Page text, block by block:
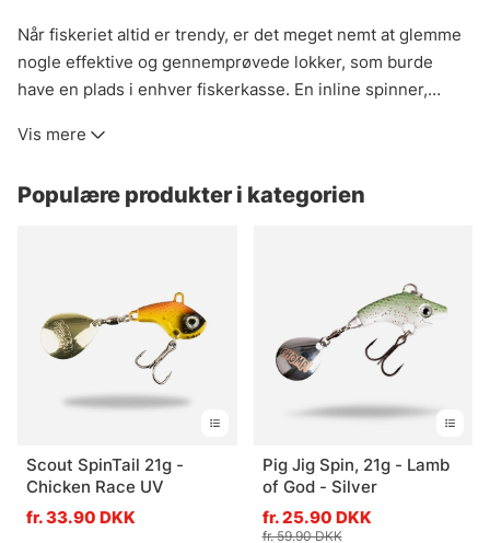
Når fiskeriet altid er trendy, er det meget nemt at glemme
nogle effektive og gennemprøvede lokker, som burde
have en plads i enhver fiskerkasse. En inline spinner,
oftere end man tror, de flytter meget vand og gør sig selv
reflekterer ofte lyset godt. En almindelig inline spinner kan
er rart er, at du nemt og hurtigt kan veksle mellem inline
spinnere og spinnerbait alt efter vegetationen. Sommer
lokker uden nogen direkte konkurrence!
Vis mere
Populære produkter i kategorien
Scout SpinTail 21g -
Chicken Race UV
fr. 33.90 DKK
Pig Jig Spin, 21g - Lamb
of God - Silver
fr. 25.90 DKK
fr. 59.90 DKK